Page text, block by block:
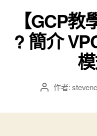
【GCP
? 簡介
文 作者: